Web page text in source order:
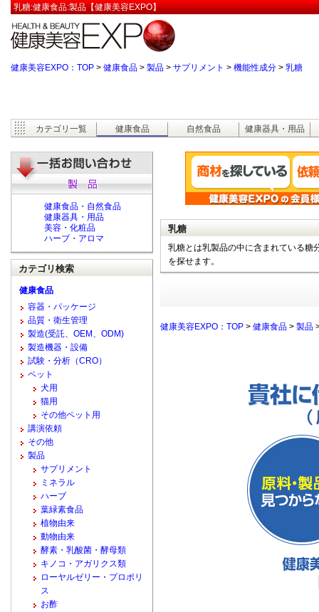
乳糖:健康食品:製品【健康美容EXPO】
健康美容EXPO：TOP > 健康食品 > 製品 > サプリメント > 機能性成分 > 乳糖
カテゴリ一覧 健康食品 自然食品 健康器具・用品
乳糖
乳糖とは乳製品の中に含まれている糖
を探せます。
健康美容EXPO：TOP > 健康食品 > 製品
健康食品・自然食品
健康器具・用品
美容・化粧品
ハーブ・アロマ
カテゴリ検索
健康食品
容器・パッケージ
品質・衛生管理
製造(受託、OEM、ODM)
製造機器・設備
試験・分析（CRO）
ペット
犬用
猫用
その他ペット用
講演依頼
その他
製品
サプリメント
ミネラル
ハーブ
葉緑素食品
植物由来
動物由来
酵素・乳酸菌・酵母類
キノコ・アガリクス類
ローヤルゼリー・プロポリ
ス
お酢